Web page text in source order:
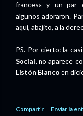
francesa y un par
algunos adoraron.
aquí, abajito, a la
PS. Por cierto: la
Social, no aparece
Listón Blanco en
Compartir
Enviar la